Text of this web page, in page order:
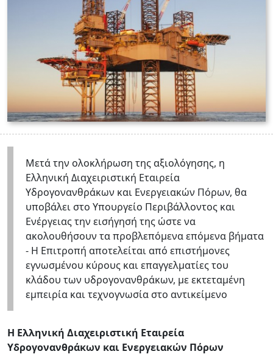
Μετά την ολοκλήρωση της αξιολόγησης, η
Ελληνική Διαχειριστική Εταιρεία
Υδρογονανθράκων και Ενεργειακών Πόρων, θα
υποβάλει στο Υπουργείο Περιβάλλοντος και
Ενέργειας την εισήγησή της ώστε να
ακολουθήσουν τα προβλεπόμενα επόμενα βήματα
- Η Επιτροπή αποτελείται από επιστήμονες
εγνωσμένου κύρους και επαγγελματίες του
κλάδου των υδρογονανθράκων, με εκτεταμένη
εμπειρία και τεχνογνωσία στο αντικείμενο
Η Ελληνική Διαχειριστική Εταιρεία
Υδρογονανθράκων και Ενεργειακών Πόρων